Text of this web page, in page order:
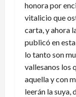
honora por
vitalicio que
carta, y ahora
publicó en
lo tanto son
vallesanos los
aquella y con
leerán la suya,